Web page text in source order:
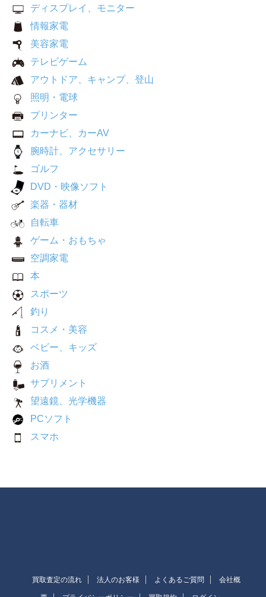
ディスプレイ、モニター
情報家電
美容家電
テレビゲーム
アウトドア、キャンプ、登山
照明・電球
プリンター
カーナビ、カーAV
腕時計、アクセサリー
ゴルフ
DVD・映像ソフト
楽器・器材
自転車
ゲーム・おもちゃ
空調家電
本
スポーツ
釣り
コスメ・美容
ベビー、キッズ
お酒
サプリメント
望遠鏡、光学機器
PCソフト
スマホ
買取査定の流れ 法人のお客様 よくあるご質問 会社概